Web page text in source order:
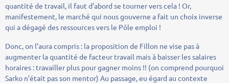
quantité de travail, il faut d’abord se tourner vers cela ! Or,
manifestement, le marché qui nous gouverne a fait un choix inverse
qui a dégagé des ressources vers le Pôle emploi !
Donc, on l’aura compris : la proposition de Fillon ne vise pas à
augmenter la quantité de facteur travail mais à baisser les salaires
horaires : travailler plus pour gagner moins !! (on comprend pourquoi
Sarko n’était pas son mentor) Au passage, eu égard au contexte